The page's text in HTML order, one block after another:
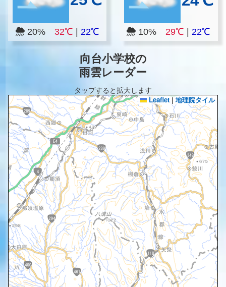
20% 32℃ 22℃ 10%29℃ |22℃
向台小学校の
雨雲レーダー
タップすると拡大します
Leaflet | 地理院タイル